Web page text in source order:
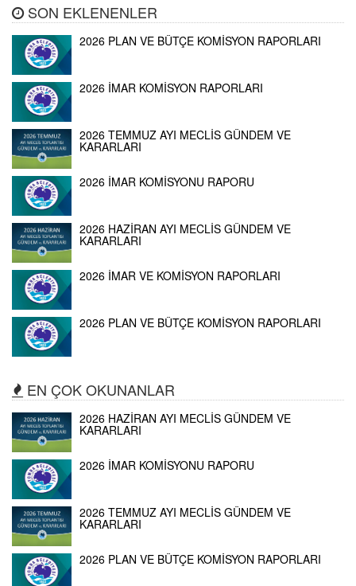
SON EKLENENLER
2026 PLAN VE BÜTÇE KOMİSYON RAPORLARI
2026 İMAR KOMİSYON RAPORLARI
2026 TEMMUZ AYI MECLİS GÜNDEM VE
KARARLARI
2026 İMAR KOMİSYONU RAPORU
2026 HAZİRAN AYI MECLİS GÜNDEM VE
KARARLARI
2026 İMAR VE KOMİSYON RAPORLARI
2026 PLAN VE BÜTÇE KOMİSYON RAPORLARI
EN ÇOK OKUNANLAR
2026 HAZİRAN AYI MECLİS GÜNDEM VE
KARARLARI
2026 İMAR KOMİSYONU RAPORU
2026 TEMMUZ AYI MECLİS GÜNDEM VE
KARARLARI
2026 PLAN VE BÜTÇE KOMİSYON RAPORLARI